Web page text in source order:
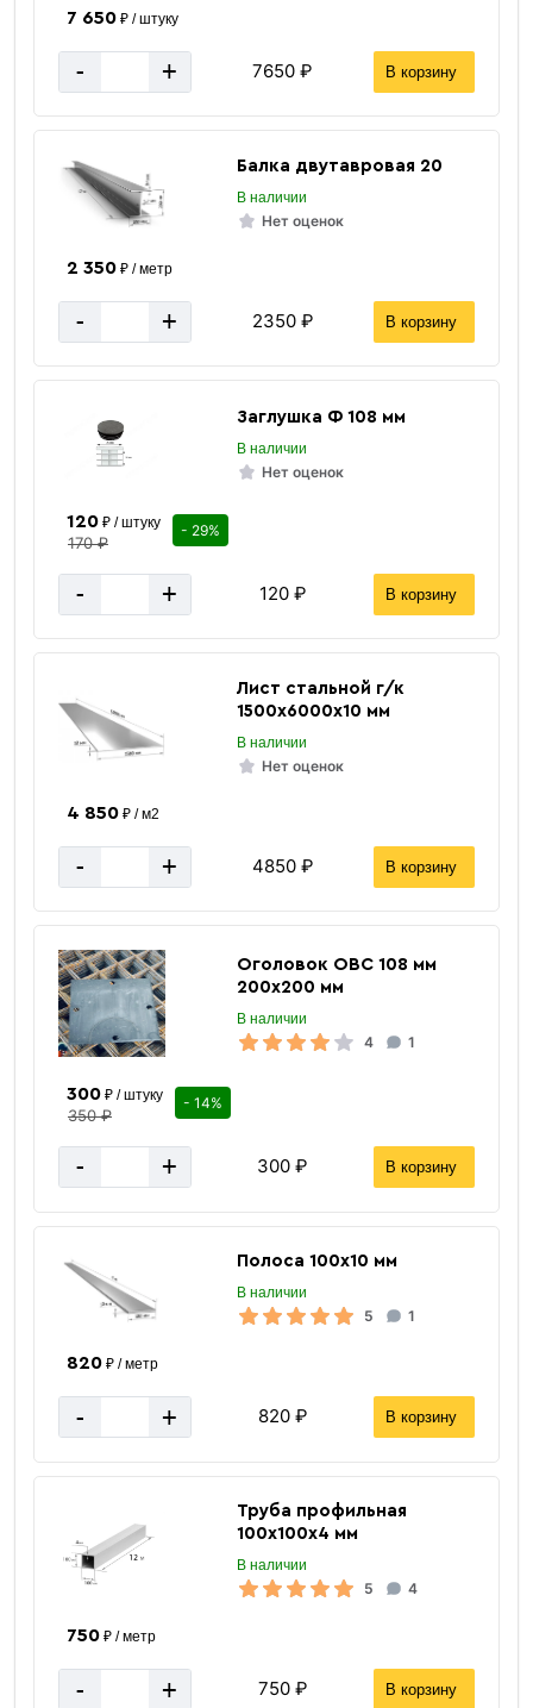
7 650₽ / штуку
- + 7650 ₽ В корзину
Балка двутавровая 20
В наличии
Нет оценок
2 350₽ / метр
- + 2350 ₽ В корзину
Заглушка Ф 108 мм
В наличии
Нет оценок
120₽ / штуку
170 ₽
- 29%
- + 120 ₽ В корзину
Лист стальной г/к
1500х6000х10 мм
В наличии
Нет оценок
4 850₽ / м2
- + 4850 ₽ В корзину
Оголовок ОВС 108 мм
200х200 мм
В наличии
4 1
300₽ / штуку
350 ₽
- 14%
- + 300 ₽ В корзину
Полоса 100х10 мм
В наличии
5 1
820₽ / метр
- + 820 ₽ В корзину
Труба профильная
100х100х4 мм
В наличии
5 4
750₽ / метр
- + 750 ₽ В корзину
«В корзину»
Длина
Диаметр лопасти
Диаметр ствола
Страна производства
Толщина сваи
Стандарт ГОСТ Р 59106-2020
Метров в 1 тонне 127 м
Количество штук в 1 тонне
Вес одной штуки (2 м)